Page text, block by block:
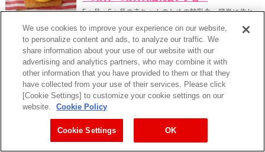
5ヵ月～6ヵ月の赤ちゃんのための離乳食。簡単に作れ
食べる
豆腐と白身魚のトロトロミルクあんかけ
＜7ヵ月〜8ヵ月の離乳食レシピ＞
7ヵ月～8ヵ月の赤ちゃんのための離乳食。簡単に作れ
る豆腐と白身魚のを使ったレシピをご紹介します。
食べる
さつまいものミルクピュレ
We use cookies to improve your experience on our website,
to personalize content and ads, to analyze our traffic. We
share information about your use of our website with our
advertising and analytics partners, who may combine it with
other information that you have provided to them or that they
have collected from your use of their services. Please click
[Cookie Settings] to customize your cookie settings on our
website.
Cookie Policy
Cookie Settings OK